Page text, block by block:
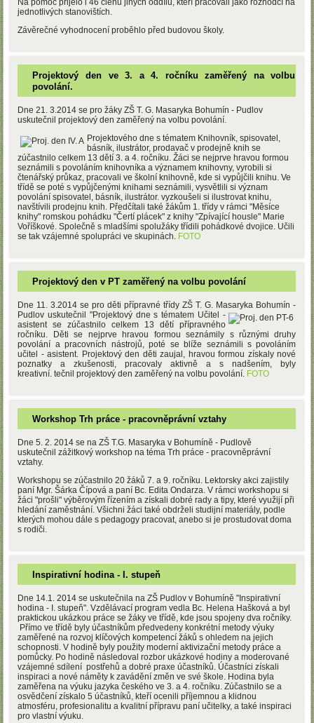
Na pomoc přijelo i 46 členů jiných oddílů, kteří pracovali jako rozhodčí na
jednotlivých stanovištích.
Závěrečné vyhodnocení proběhlo před budovou školy.
Projektový den ve 3. a 4. ročníku zaměřený na volbu
povolání.
Dne 21. 3.2014 se pro žáky ZŠ T. G. Masaryka Bohumín - Pudlov
uskutečnil projektový den zaměřený na volbu povolání.
Projektového dne s tématem Knihovník, spisovatel,
básník, ilustrátor, prodavač v prodejně knih se
zúčastnilo celkem 13 dětí 3. a 4. ročníku. Žáci se nejprve hravou formou
seznámili s povoláním knihovníka a významem knihovny, vyrobili si
čtenářský průkaz, pracovali ve školní knihovně, kde si vypůjčili knihu. Ve
třídě se poté s vypůjčenými knihami seznámili, vysvětlili si význam
povolání spisovatel, básník, ilustrátor. vyzkoušeli si ilustrovat knihu,
navštívili prodejnu knih. Předčítali také žákům 1. třídy v rámci "Měsíce
knihy" romskou pohádku "Čertí plácek" z knihy "Zpívající housle" Marie
Voříškové. Společně s mladšími spolužáky třídili pohádkové dvojice. Učili
se tak vzájemné spolupráci ve skupinách. FOTO
Projektový den v PT zaměřený na volbu povolání
Dne 11. 3.2014 se pro děti přípravné třídy ZŠ T. G. Masaryka Bohumín -
Pudlov uskutečnil "Projektový dne s tématem Učitel -
asistent se zúčastnilo celkem 13 dětí přípravného
ročníku. Děti se nejprve hravou formou seznámily s různými druhy
povolání a pracovních nástrojů, poté se blíže seznámili s povoláním
učitel - asistent. Projektový den děti zaujal, hravou formou získaly nové
poznatky a zkušenosti, pracovaly aktivně a s nadšením, byly
kreativní. tečnil projektový den zaměřený na volbu povolání. FOTO
Workshop Trh práce - pracovněprávní vztahy
Dne 5. 2. 2014 se na ZŠ T.G. Masaryka v Bohumíně - Pudlově
uskutečnil zážitkový workshop na téma Trh práce - pracovněprávní
vztahy.
Workshopu se zúčastnilo 20 žáků 7. a 9. ročníku. Lektorsky akci zajistily
paní Mgr. Šárka Čípová a paní Bc. Edita Ondarza. V rámci workshopu si
žáci "prošli" výběrovým řízením a získali dobré rady a tipy, které využijí při
hledání zaměstnání. Všichni žáci také obdrželi studijní materiály, podle
kterých mohou dále s pedagogy pracovat, anebo si je prostudovat doma
s rodiči.
Inspirativní hodina - I. stupeň
Dne 14.1. 2014 se uskutečnila na ZŠ Pudlov v Bohumíně "Inspirativní
hodina - I. stupeň". Vzdělávací program vedla Bc. Helena Hašková a byl
praktickou ukázkou práce se žáky ve třídě, kde jsou spojeny dva ročníky.
Přímo ve třídě byly účastníkům předvedeny konkrétní metody výuky
zaměřené na rozvoj klíčových kompetencí žáků s ohledem na jejich
schopnosti. V hodině byly použity moderní aktivizační metody práce a
pomůcky. Po hodině následoval rozbor ukázkové hodiny a moderované
vzájemné sdílení postřehů a dobré praxe účastníků. Účastníci získali
inspiraci a nové náměty k zavádění změn ve své škole. Hodina byla
zaměřena na výuku jazyka českého ve 3. a 4. ročníku. Zúčastnilo se a
osvědčení získalo 5 účastníků, kteří ocenili příjemnou a klidnou
atmosféru, profesionalitu a kvalitní přípravu paní učitelky, a také inspiraci
pro vlastní výuku.